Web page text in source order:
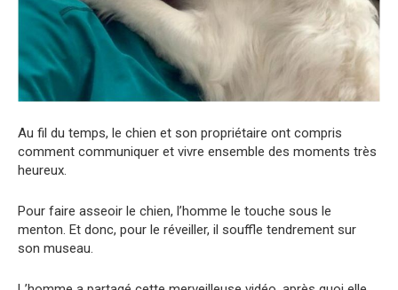
Au fil du temps, le chien et son propriétaire ont compris
comment communiquer et vivre ensemble des moments très
heureux.
Pour faire asseoir le chien, l’homme le touche sous le
menton. Et donc, pour le réveiller, il souffle tendrement sur
son museau.